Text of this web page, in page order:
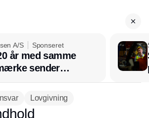
A/S Sponseret
år med samme
sender
stafetten videre
Lovgivning
Annonce